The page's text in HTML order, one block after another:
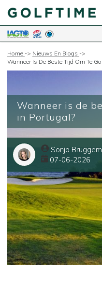
Home -> Nieuws En Blogs ->
Wanneer Is De Beste Tijd Om Te
Wanneer is de
in Portugal?
Sonja
07-06-2026